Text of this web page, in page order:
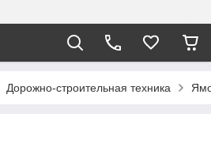
Дорожно-строительная техника